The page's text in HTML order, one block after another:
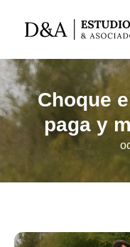
Choque
paga y